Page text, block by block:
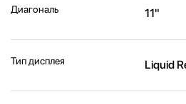
Диагональ 11"
Тип дисплея Liquid